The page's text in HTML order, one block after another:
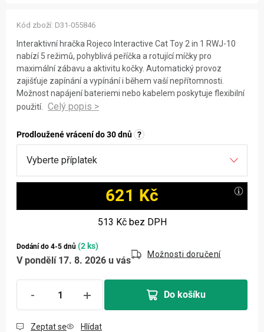
Interaktivní hračka Rojeco Interactive Cat Toy 2 in 1 RWJ-10
nabízí 5 režimů, pohyblivá peříčka a rotující míčky pro
maximální zábavu a aktivitu kočky. Automatický provoz
zajišťuje zapínání a vypínání i během vaší nepřítomnosti.
Možnost napájení bateriemi nebo kabelem poskytuje flexibilní
použití.
Prodloužené vrácení do 30 dnů ?
621 Kč
513 Kčbez DPH
Dodání do 4-5 dnů (2 ks)
V pondělí 17. 8. 2026 u vás
Možnosti doručení
Do košíku
Kód zboží: D31-055846
Zeptat se Hlídat